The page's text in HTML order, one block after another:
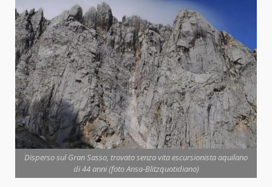
Disperso sul Gran Sasso, trovato senza vita escursionista aquilano
di 44 anni (foto Ansa-Blitzquotidiano)